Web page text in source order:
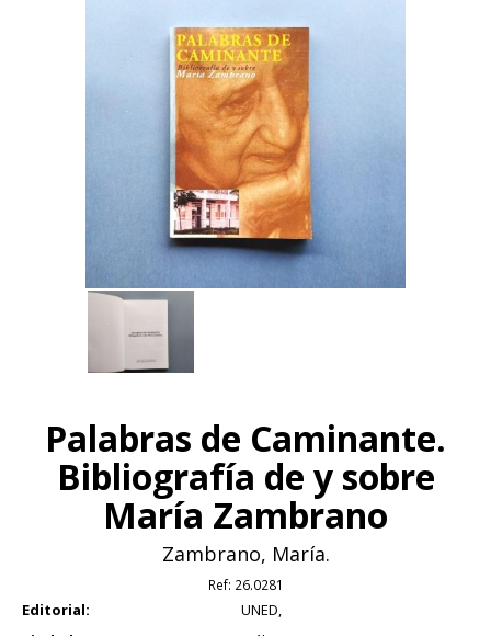
Palabras de Caminante.
Bibliografía de y sobre
María Zambrano
Zambrano, María.
Ref: 26.0281
Editorial:
UNED,